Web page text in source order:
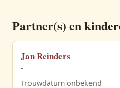
Partner(s) en
Jan Reinders
-
Trouwdatum onbekend